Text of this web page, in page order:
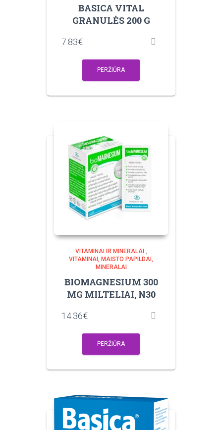
BASICA VITAL
GRANULĖS 200 G
7.83€
PERŽIŪRA
VITAMINAI IR MINERALAI ,
VITAMINAI, MAISTO PAPILDAI,
MINERALAI
BIOMAGNESIUM 300
MG MILTELIAI, N30
14.36€
PERŽIŪRA